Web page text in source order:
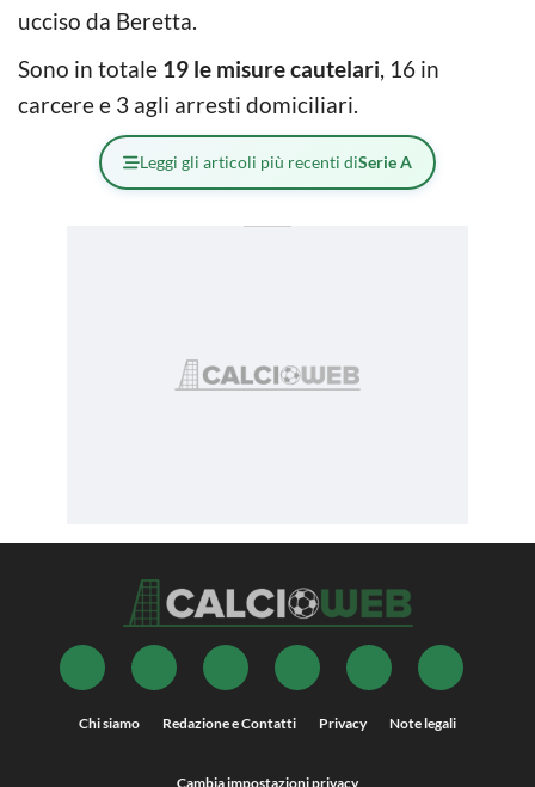
ucciso da Beretta.
Sono in totale 19 le misure cautelari, 16 in
carcere e 3 agli arresti domiciliari.
Leggi gli articoli più recenti diSerie A
Chi siamo Redazione e Contatti Privacy Note legali
Cambia impostazioni privacy